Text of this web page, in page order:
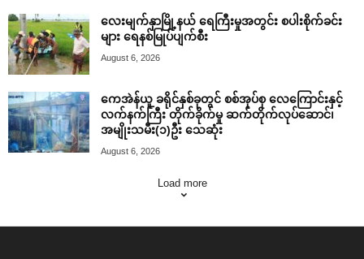
လေးမျက်နှာမြို့နယ် ရေကြီးမှုအတွင်း စပါးစိုက်ခင်း
များ ရေနစ်မြုပ်ပျက်စီး
August 6, 2026
ကေအဲန်ယူ ခရိုင်နှစ်ခုတွင် စစ်အုပ်စု လေကြောင်းနှင့်
လက်နက်ကြီး တိုက်ခိုက်မှု ဆက်တိုက်လုပ်ဆောင်၊
အမျိုးသမီး(၁)ဦး သေဆုံး
August 6, 2026
Load more